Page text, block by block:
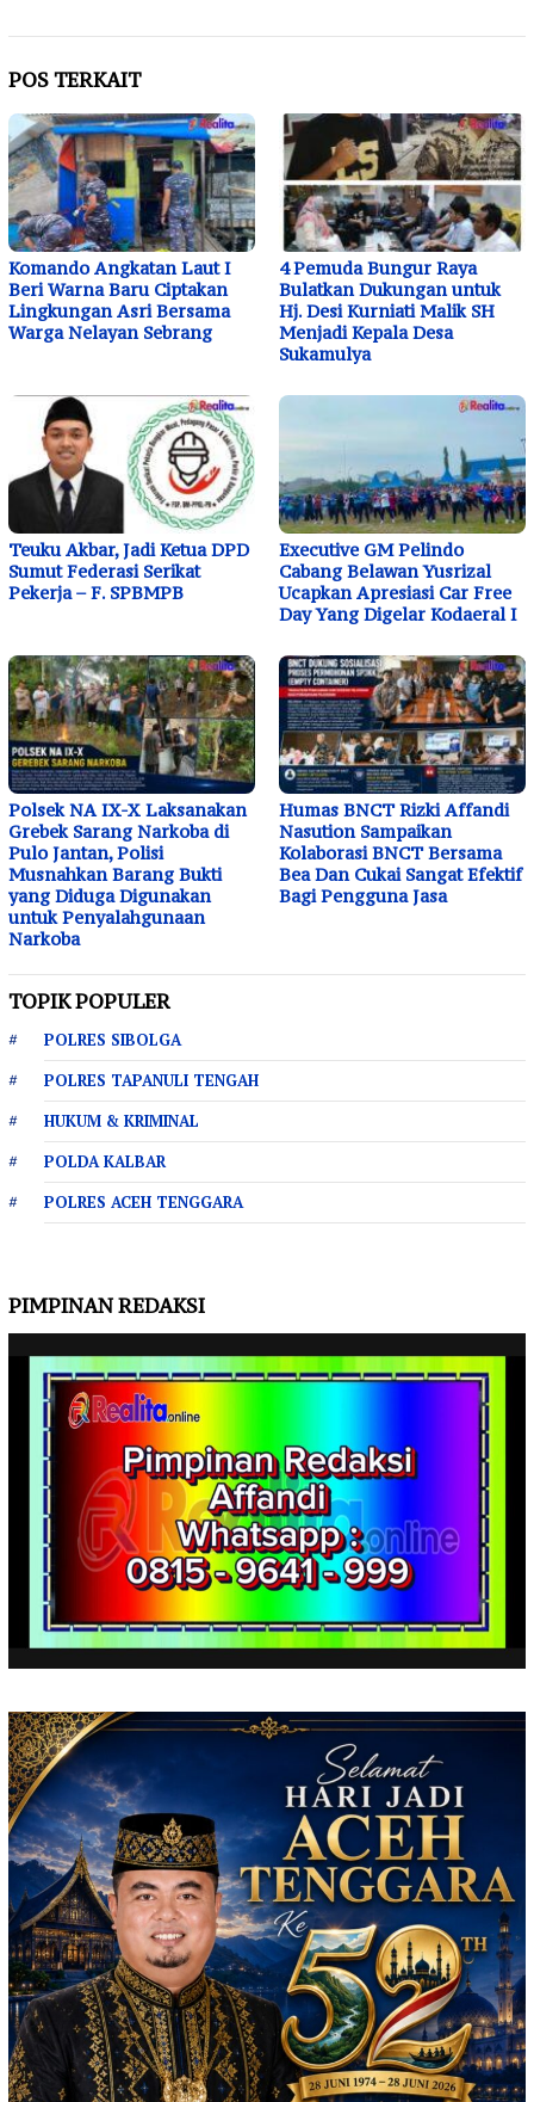
POS TERKAIT
Komando Angkatan Laut I
Beri Warna Baru Ciptakan
Lingkungan Asri Bersama
Warga Nelayan Sebrang
4 Pemuda Bungur Raya
Bulatkan Dukungan untuk
Hj. Desi Kurniati Malik SH
Menjadi Kepala Desa
Sukamulya
Teuku Akbar, Jadi Ketua DPD
Sumut Federasi Serikat
Pekerja – F. SPBMPB
Executive GM Pelindo
Cabang Belawan Yusrizal
Ucapkan Apresiasi Car Free
Day Yang Digelar Kodaeral I
Polsek NA IX-X Laksanakan
Grebek Sarang Narkoba di
Pulo Jantan, Polisi
Musnahkan Barang Bukti
yang Diduga Digunakan
untuk Penyalahgunaan
Narkoba
Humas BNCT Rizki Affandi
Nasution Sampaikan
Kolaborasi BNCT Bersama
Bea Dan Cukai Sangat Efektif
Bagi Pengguna Jasa
TOPIK POPULER
POLRES SIBOLGA
POLRES TAPANULI TENGAH
HUKUM & KRIMINAL
POLDA KALBAR
POLRES ACEH TENGGARA
PIMPINAN REDAKSI